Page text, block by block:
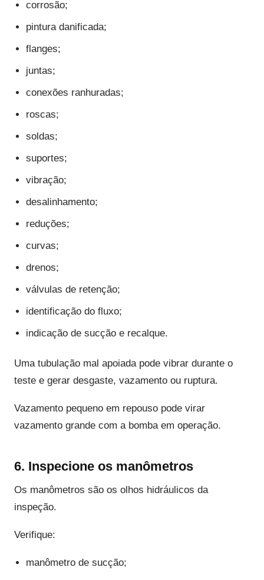
corrosão;
pintura danificada;
flanges;
juntas;
conexões ranhuradas;
roscas;
soldas;
suportes;
vibração;
desalinhamento;
reduções;
curvas;
drenos;
válvulas de retenção;
identificação do fluxo;
indicação de sucção e recalque.
Uma tubulação mal apoiada pode vibrar durante o
teste e gerar desgaste, vazamento ou ruptura.
Vazamento pequeno em repouso pode virar
vazamento grande com a bomba em operação.
6. Inspecione os manômetros
Os manômetros são os olhos hidráulicos da
inspeção.
Verifique:
manômetro de sucção;